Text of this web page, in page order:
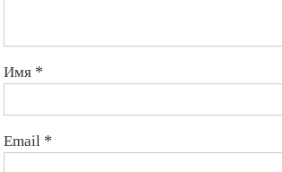
Имя *
Email *